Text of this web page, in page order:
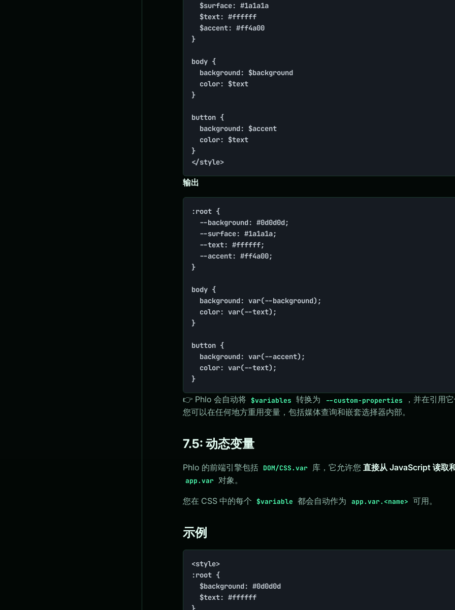
  $surface: #1a1a1a
  $text: #ffffff
  $accent: #ff4a00
}
body {
  background: $background
  color: $text
}
button {
  background: $accent
  color: $text
}
</style>
输出
:root {
  --background: #0d0d0d;
  --surface: #1a1a1a;
  --text: #ffffff;
  --accent: #ff4a00;
}
body {
  background: var(--background);
  color: var(--text);
}
button {
  background: var(--accent);
  color: var(--text);
}
👉 Phlo 会自动将 $variables 转换为 --custom-properties
，并在引用
您可以在任何地方重用变量，包括媒体查询和嵌套选择器内部。
7.5: 动态变量
Phlo 的前端引擎包括 DOM/CSS.var 库，它允许您直接从 JavaScript 读取
app.var 对象。
您在 CSS 中的每个 $variable 都会自动作为 app.var.<name> 可用。
示例
<style>
:root {
  $background: #0d0d0d
  $text: #ffffff